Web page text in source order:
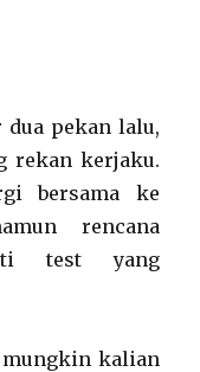
pekan lalu,
rekan kerjaku.
bersama ke
rencana
test yang
kalian